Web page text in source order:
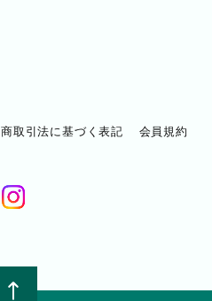
取引法に基づく表記 会員規約